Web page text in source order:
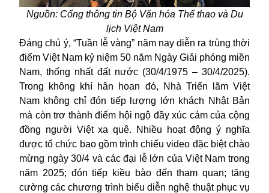
Nguồn: Cổng thông tin Bộ Văn hóa Thể thao và Du
lịch Việt Nam
Đáng chú ý, “Tuần lễ vàng” năm nay diễn ra trùng thời
điểm Việt Nam kỷ niệm 50 năm Ngày Giải phóng miền
Nam, thống nhất đất nước (30/4/1975 – 30/4/2025).
Trong không khí hân hoan đó, Nhà Triển lãm Việt
Nam không chỉ đón tiếp lượng lớn khách Nhật Bản
mà còntrơ thành điểm hội ngộ đầy xúc cảm của cộng
đồng người Việt xa quê. Nhiều hoạt động ý nghĩa
được tổ chức bao gồmtrình chiếu video đặc biệt chào
mừng ngày 30/4 và các đại lễ lớn của Việt Nam trong
năm 2025; đón tiếp kiều bào đến tham quan;tăng
cường các chương trình biểu diễn nghệ thuật phục vụ